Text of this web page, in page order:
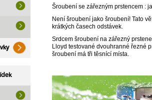
Šroubení se zářezným prstencem :
Není šroubení jako šroubení! Tato
krátkých časech odstávek.
Srdcem šroubení na zářezný
Lloyd testované dvouhranné řezné
šroubení má tři těsnící místa.